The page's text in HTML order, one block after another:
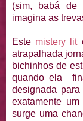
(sim, babá de
imagina as
Este mistery lit
atrapalhada
bichinhos de
quando ela
designada
exatamente
surge uma